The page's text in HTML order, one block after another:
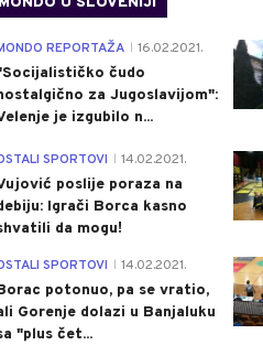
REPORTAŽA 16.02.2021.
čudo
za Jugoslavijom":
je izgubilo n...
SPORTOVI 14.02.2021.
poslije poraza na
Igrači Borca kasno
da mogu!
SPORTOVI 14.02.2021.
potonuo, pa se vratio,
Gorenje dolazi u Banjaluku
"plus čet...